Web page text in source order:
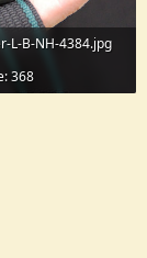
L-B-NH-4384.jpg
368